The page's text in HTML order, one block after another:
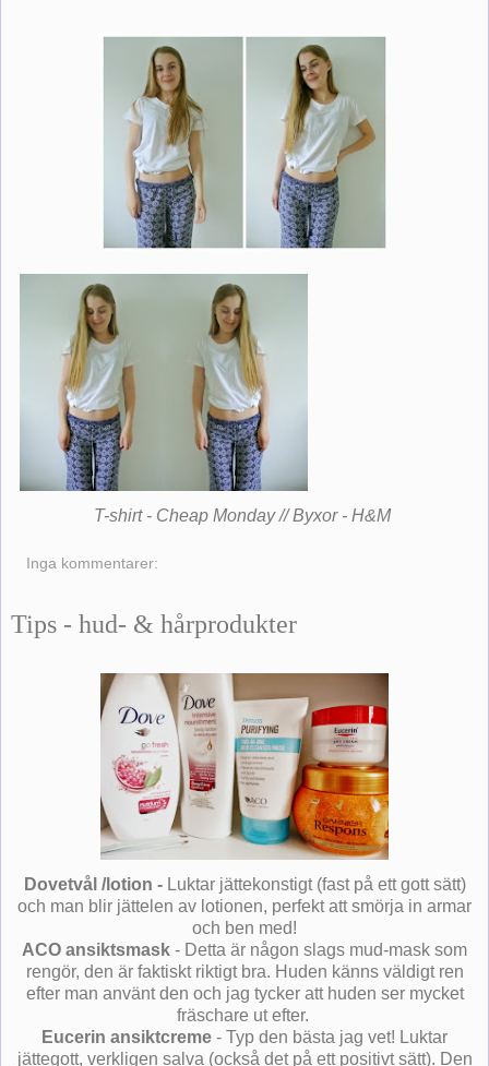
T-shirt - Cheap Monday // Byxor - H&M
Inga kommentarer:
Tips - hud- & hårprodukter
Dovetvål /lotion -Luktar jättekonstigt (fast på ett gott sätt)
och man blir jättelen av lotionen, perfekt att smörja in armar
och ben med!
ACO ansiktsmask - Detta är någon slags mud-mask som
rengör, den är faktiskt riktigt bra. Huden känns väldigt ren
efter man använt den och jag tycker att huden ser mycket
fräschare ut efter.
Eucerin ansiktcreme - Typ den bästa jag vet! Luktar
jättegott, verkligen salva (också det på ett positivt sätt). Den